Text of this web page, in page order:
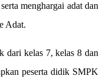
menghargai adat dan
Adat.
dari kelas 7, kelas 8 dan
peserta didik SMPK